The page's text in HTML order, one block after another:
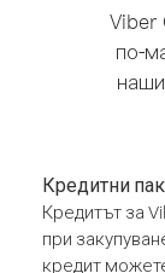
Viber
по-
Кредитни
Кредитът за
при
кредит